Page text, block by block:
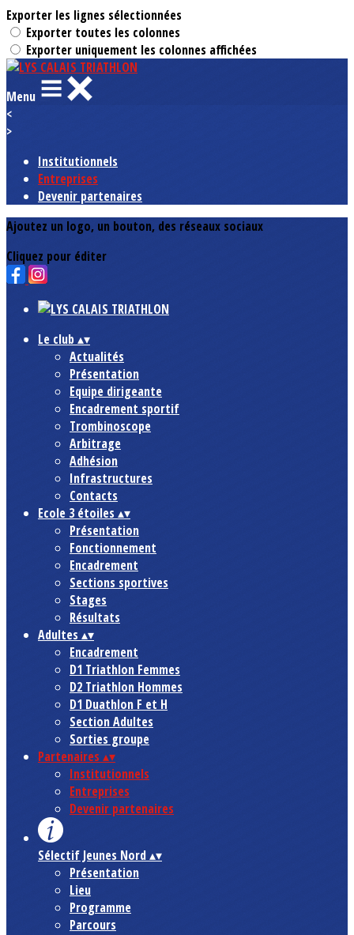
Exporter les lignes sélectionnées
Exporter toutes les colonnes
Exporter uniquement les colonnes affichées
Menu
<
>
Institutionnels
Entreprises
Devenir partenaires
Ajoutez un logo, un bouton, des réseaux sociaux
Cliquez pour éditer
Le club ▴▾
Actualités
Présentation
Equipe dirigeante
Encadrement sportif
Trombinoscope
Arbitrage
Adhésion
Infrastructures
Contacts
Ecole 3 étoiles ▴▾
Présentation
Fonctionnement
Encadrement
Sections sportives
Stages
Résultats
Adultes ▴▾
Encadrement
D1 Triathlon Femmes
D2 Triathlon Hommes
D1 Duathlon F et H
Section Adultes
Sorties groupe
Partenaires ▴▾
Institutionnels
Entreprises
Devenir partenaires
Sélectif Jeunes Nord▴▾
Présentation
Lieu
Programme
Parcours